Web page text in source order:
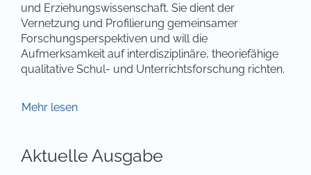
und Erziehungswissenschaft. Sie dient der
Vernetzung und Profilierung gemeinsamer
Forschungsperspektiven und will die
Aufmerksamkeit auf interdisziplinäre, theoriefähige
qualitative Schul- und Unterrichtsforschung richten.
Die Zeitschrift schließt dabei in doppelter Weise eine
orientierenden Periodika erstmals eine auf das Feld
Schule und Unterricht ausgerichtete Plattform für
Mehr lesen
Aktuelle Ausgabe